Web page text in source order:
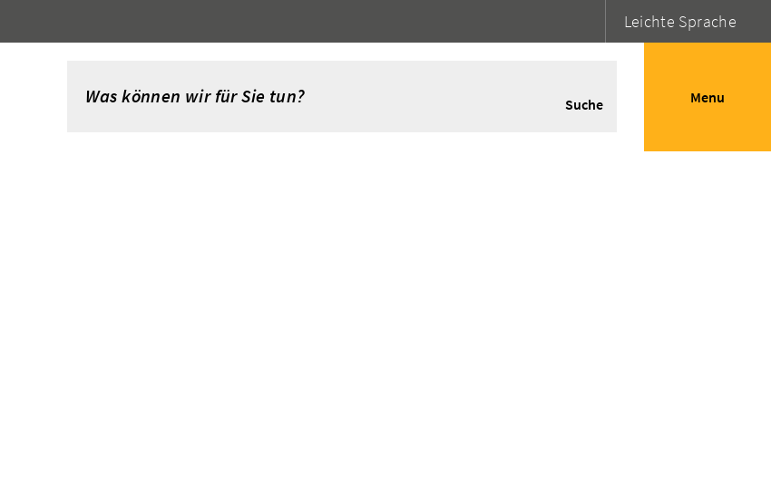
Leichte Sprache
Suche Menu